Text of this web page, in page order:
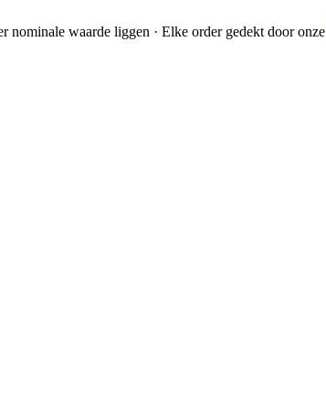
nominale waarde liggen · Elke order gedekt door onze